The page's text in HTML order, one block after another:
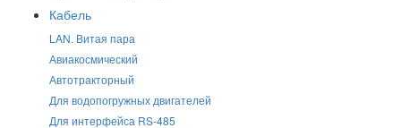
Кабель
LAN. Витая пара
Авиакосмический
Автотракторный
Для водопогружных двигателей
Для интерфейса RS-485